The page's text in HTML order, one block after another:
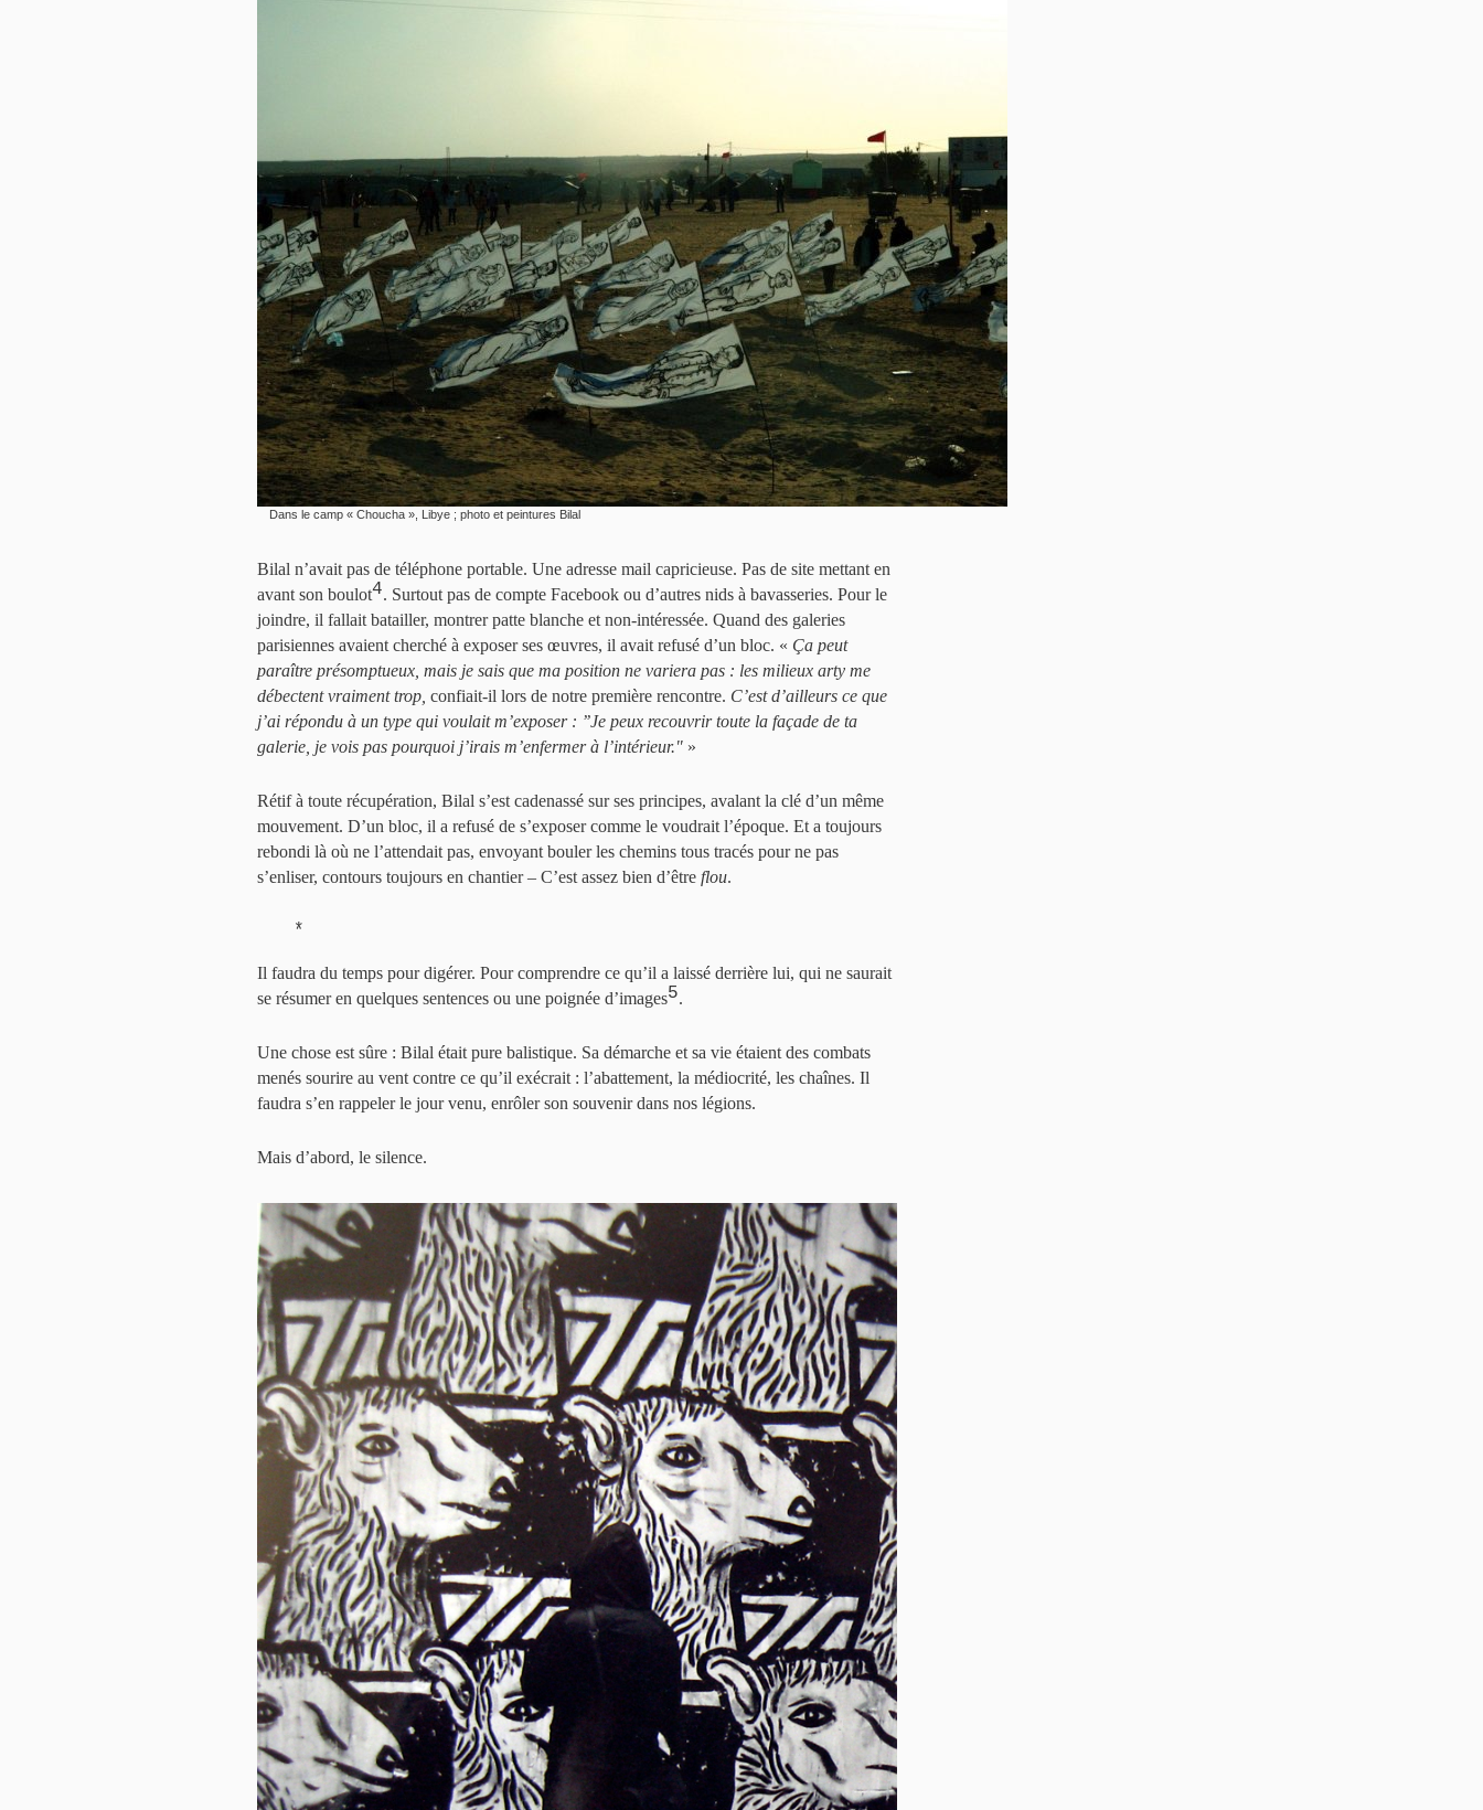
Dans le camp « Choucha », Libye ; photo et peintures Bilal
Bilal n’avait pas de téléphone portable. Une adresse mail capricieuse. Pas de site mettant en
avant son boulot4. Surtout pas de compte Facebook ou d’autres nids à bavasseries. Pour le
joindre, il fallait batailler, montrer patte blanche et non-intéressée. Quand des galeries
parisiennes avaient cherché à exposer ses œuvres, il avait refusé d’un bloc. « Ça peut
paraître présomptueux, mais je sais que ma position ne variera pas : les milieux arty me
débectent vraiment trop, confiait-il lors de notre première rencontre. C’est d’ailleurs ce que
j’ai répondu à un type qui voulait m’exposer : ’’Je peux recouvrir toute la façade de ta
galerie, je vois pas pourquoi j’irais m’enfermer à l’intérieur." »
Rétif à toute récupération, Bilal s’est cadenassé sur ses principes, avalant la clé d’un même
mouvement. D’un bloc, il a refusé de s’exposer comme le voudrait l’époque. Et a toujours
rebondi là où ne l’attendait pas, envoyant bouler les chemins tous tracés pour ne pas
s’enliser, contours toujours en chantier – C’est assez bien d’être flou.
*
Il faudra du temps pour digérer. Pour comprendre ce qu’il a laissé derrière lui, qui ne saurait
se résumer en quelques sentences ou une poignée d’images5.
Une chose est sûre : Bilal était pure balistique. Sa démarche et sa vie étaient des combats
menés sourire au vent contre ce qu’il exécrait : l’abattement, la médiocrité, les chaînes. Il
faudra s’en rappeler le jour venu, enrôler son souvenir dans nos légions.
Mais d’abord, le silence.